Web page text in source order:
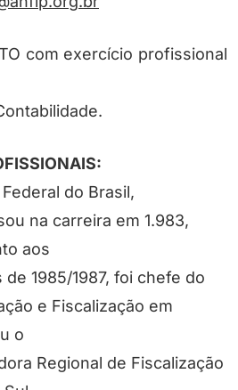
com exercício profissional
do Brasil,
na carreira em 1.983,
aos
1985/1987, foi chefe do
e Fiscalização em
o
Regional de Fiscalização